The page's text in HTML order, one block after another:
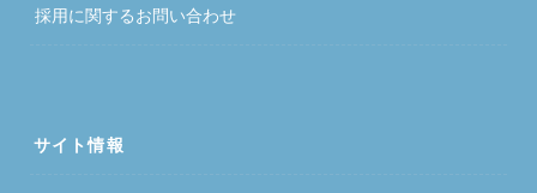
採用に関するお問い合わせ
サイト情報